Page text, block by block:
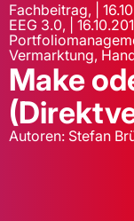
Fachbeitrag, |
EEG 3.0, |
Vermarktung,
Make
Autoren: Stefan